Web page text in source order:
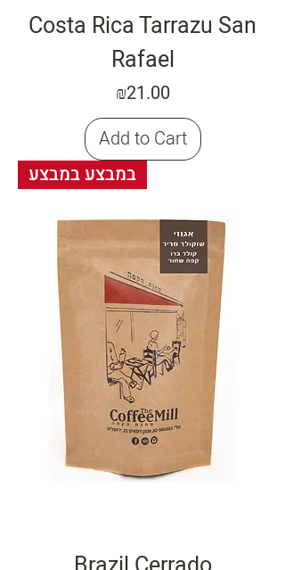
Costa Rica Tarrazu San
Rafael
Price
₪21.00
Add to Cart
במבצע במבצע